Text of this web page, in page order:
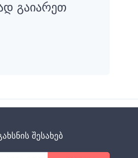
გაიარეთ
შესახებ